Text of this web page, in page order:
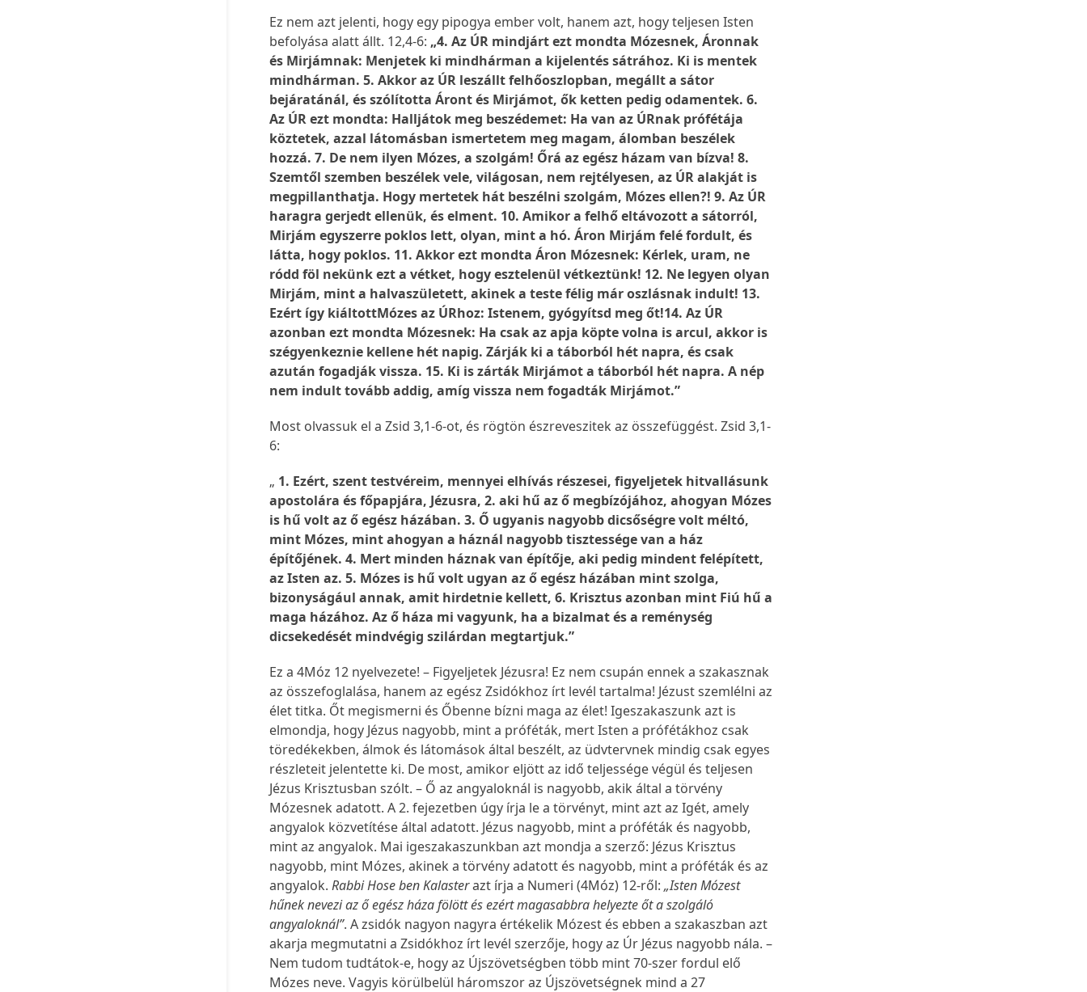
Ez nem azt jelenti, hogy egy pipogya ember volt, hanem azt, hogy teljesen Isten
befolyása alatt állt. 12,4-6: „4. Az ÚR mindjárt ezt mondta Mózesnek, Áronnak
és Mirjámnak: Menjetek ki mindhárman a kijelentés sátrához. Ki is mentek
mindhárman. 5. Akkor az ÚR leszállt felhőoszlopban, megállt a sátor
bejáratánál, és szólította Áront és Mirjámot, ők ketten pedig odamentek. 6.
Az ÚR ezt mondta: Halljátok meg beszédemet: Ha van az ÚRnak prófétája
köztetek, azzal látomásban ismertetem meg magam, álomban beszélek
hozzá. 7. De nem ilyen Mózes, a szolgám! Őrá az egész házam van bízva! 8.
Szemtől szemben beszélek vele, világosan, nem rejtélyesen, az ÚR alakját is
megpillanthatja. Hogy mertetek hát beszélni szolgám, Mózes ellen?! 9. Az ÚR
haragra gerjedt ellenük, és elment. 10. Amikor a felhő eltávozott a sátorról,
Mirjám egyszerre poklos lett, olyan, mint a hó. Áron Mirjám felé fordult, és
látta, hogy poklos. 11. Akkor ezt mondta Áron Mózesnek: Kérlek, uram, ne
ródd föl nekünk ezt a vétket, hogy esztelenül vétkeztünk! 12. Ne legyen olyan
Mirjám, mint a halvaszületett, akinek a teste félig már oszlásnak indult! 13.
Ezért így kiáltottMózes az ÚRhoz: Istenem, gyógyítsd meg őt!14. Az ÚR
azonban ezt mondta Mózesnek: Ha csak az apja köpte volna is arcul, akkor is
szégyenkeznie kellene hét napig. Zárják ki a táborból hét napra, és csak
azután fogadják vissza. 15. Ki is zárták Mirjámot a táborból hét napra. A nép
nem indult tovább addig, amíg vissza nem fogadták Mirjámot.”
Most olvassuk el a Zsid 3,1-6-ot, és rögtön észreveszitek az összefüggést. Zsid 3,1-
6:
„ 1. Ezért, szent testvéreim, mennyei elhívás részesei, figyeljetek hitvallásunk
apostolára és főpapjára, Jézusra, 2. aki hű az ő megbízójához, ahogyan Mózes
is hű volt az ő egész házában. 3. Ő ugyanis nagyobb dicsőségre volt méltó,
mint Mózes, mint ahogyan a háznál nagyobb tisztessége van a ház
építőjének. 4. Mert minden háznak van építője, aki pedig mindent felépített,
az Isten az. 5. Mózes is hű volt ugyan az ő egész házában mint szolga,
bizonyságául annak, amit hirdetnie kellett, 6. Krisztus azonban mint Fiú hű a
maga házához. Az ő háza mi vagyunk, ha a bizalmat és a reménység
dicsekedését mindvégig szilárdan megtartjuk.”
Ez a 4Móz 12 nyelvezete! – Figyeljetek Jézusra! Ez nem csupán ennek a szakasznak
az összefoglalása, hanem az egész Zsidókhoz írt levél tartalma! Jézust szemlélni az
élet titka. Őt megismerni és Őbenne bízni maga az élet! Igeszakaszunk azt is
elmondja, hogy Jézus nagyobb, mint a próféták, mert Isten a prófétákhoz csak
töredékekben, álmok és látomások által beszélt, az üdvtervnek mindig csak egyes
részleteit jelentette ki. De most, amikor eljött az idő teljessége végül és teljesen
Jézus Krisztusban szólt. – Ő az angyaloknál is nagyobb, akik által a törvény
Mózesnek adatott. A 2. fejezetben úgy írja le a törvényt, mint azt az Igét, amely
angyalok közvetítése által adatott. Jézus nagyobb, mint a próféták és nagyobb,
mint az angyalok. Mai igeszakaszunkban azt mondja a szerző: Jézus Krisztus
nagyobb, mint Mózes, akinek a törvény adatott és nagyobb, mint a próféták és az
angyalok.Rabbi Hose ben Kalasterazt írja a Numeri (4Móz) 12-ről:„Isten Mózest
hűnek nevezi az ő egész háza fölött és ezért magasabbra helyezte őt a szolgáló
angyaloknál”. A zsidók nagyon nagyra értékelik Mózest és ebben a szakaszban azt
akarja megmutatni a Zsidókhoz írt levél szerzője, hogy az Úr Jézus nagyobb nála. –
Nem tudom tudtátok-e, hogy az Újszövetségben több mint 70-szer fordul elő
Mózes neve. Vagyis körülbelül háromszor az Újszövetségnek mind a 27